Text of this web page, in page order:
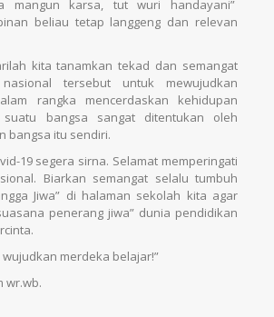
mangun karsa, tut wuri handayani”
beliau tetap langgeng dan relevan
kita tanamkan tekad dan semangat
tersebut untuk mewujudkan
rangka mencerdaskan kehidupan
suatu bangsa sangat ditentukan oleh
bangsa itu sendiri.
19 segera sirna. Selamat memperingati
Biarkan semangat selalu tumbuh
Jiwa” di halaman sekolah kita agar
penerang jiwa” dunia pendidikan
merdeka belajar!”
wr.wb.